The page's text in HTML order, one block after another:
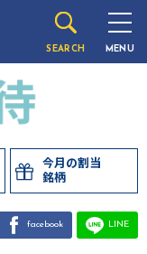
SEARCH MENU
今月の割当
銘柄
facebook LINE